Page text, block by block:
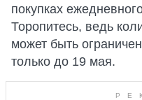
покупках
Торопитесь, ведь
может быть
только до 19 мая.